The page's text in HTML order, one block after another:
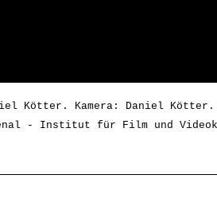
Kötter. Kamera: Daniel Kötter .
- Institut für Film und